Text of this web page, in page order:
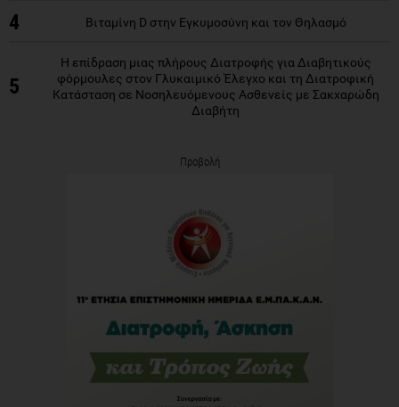
4 Βιταμίνη D στην Εγκυμοσύνη και τον Θηλασμό
5
Η επίδραση μιας πλήρους Διατροφής για Διαβητικούς
φόρμουλες στον Γλυκαιμικό Έλεγχο και τη Διατροφική
Κατάσταση σε Νοσηλευόμενους Ασθενείς με Σακχαρώδη
Διαβήτη
Προβολή